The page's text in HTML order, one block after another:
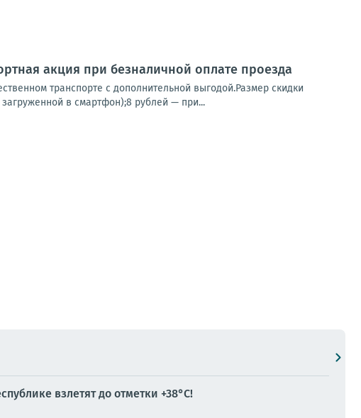
акция при безналичной оплате проезда
транспорте с дополнительной выгодой.Размер скидки
в смартфон);8 рублей — при...
взлетят до отметки +38°C!